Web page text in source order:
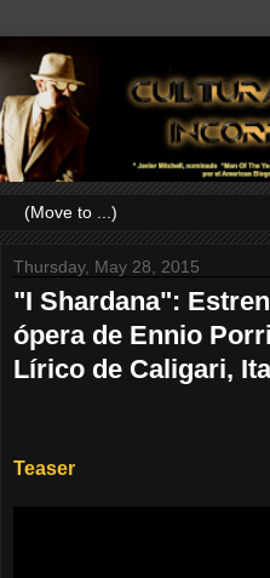
Thursday, May 28, 2015
"I Shardana":
ópera de Ennio
Lírico de Caligari,
Teaser